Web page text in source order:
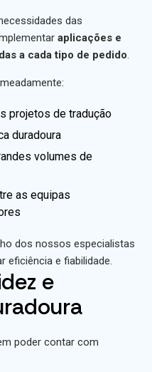
das
aplicações e
a cada tipo de pedido.
projetos de tradução
duradoura
volumes de
as equipas
dos nossos especialistas
eficiência e fiabilidade.
e
poder contar com